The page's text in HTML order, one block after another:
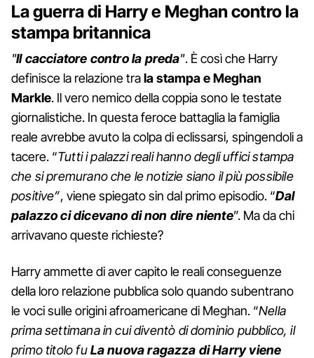
La guerra di Harry e Meghan contro la
stampa britannica
"Il cacciatore contro la preda". È così che Harry
definisce la relazione trala stampa e Meghan
Markle. Il vero nemico della coppia sono le testate
giornalistiche. In questa feroce battaglia la famiglia
reale avrebbe avuto la colpa di eclissarsi, spingendoli a
tacere. “Tutti i palazzi reali hanno degli uffici stampa
che si premurano che le notizie siano il più possibile
positive”, viene spiegato sin dal primo episodio. “Dal
palazzo ci dicevano di non dire niente”. Ma da chi
arrivavano queste richieste?
Harry ammette di aver capito le reali conseguenze
della loro relazione pubblica solo quando subentrano
le voci sulle origini afroamericane di Meghan. “Nella
prima settimana in cui diventò di dominio pubblico, il
primo titolo fu La nuova ragazza di Harry viene